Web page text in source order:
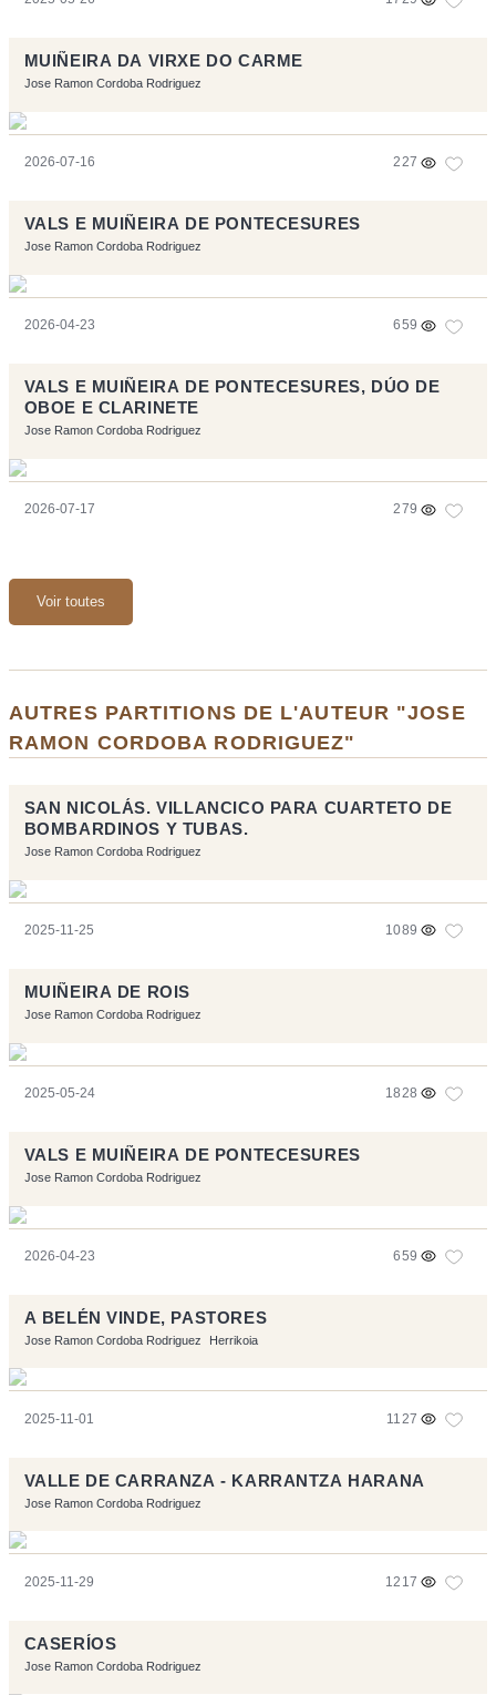
MUIÑEIRA DA VIRXE DO CARME
Jose Ramon Cordoba Rodriguez
2026-07-16 227
VALS E MUIÑEIRA DE PONTECESURES
Jose Ramon Cordoba Rodriguez
2026-04-23 659
VALS E MUIÑEIRA DE PONTECESURES, DÚO DE
OBOE E CLARINETE
Jose Ramon Cordoba Rodriguez
2026-07-17 279
Voir toutes
AUTRES PARTITIONS DE L'AUTEUR "JOSE
RAMON CORDOBA RODRIGUEZ"
SAN NICOLÁS. VILLANCICO PARA CUARTETO DE
BOMBARDINOS Y TUBAS.
Jose Ramon Cordoba Rodriguez
2025-11-25 1089
MUIÑEIRA DE ROIS
Jose Ramon Cordoba Rodriguez
2025-05-24 1828
VALS E MUIÑEIRA DE PONTECESURES
Jose Ramon Cordoba Rodriguez
2026-04-23 659
A BELÉN VINDE, PASTORES
Jose Ramon Cordoba Rodriguez Herrikoia
2025-11-01 1127
VALLE DE CARRANZA - KARRANTZA HARANA
Jose Ramon Cordoba Rodriguez
2025-11-29 1217
CASERÍOS
Jose Ramon Cordoba Rodriguez